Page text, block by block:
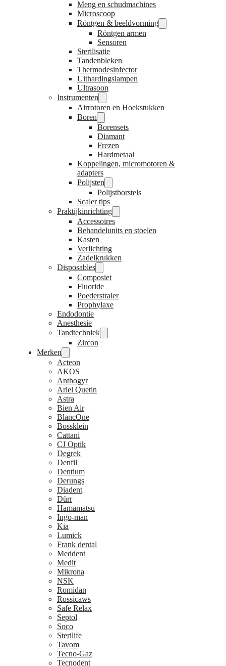
Meng en schudmachines
Microscoop
Röntgen & beeldvorming
Röntgen armen
Sensoren
Sterilisatie
Tandenbleken
Thermodesinfector
Uithardingslampen
Ultrasoon
Instrumenten
Airrotoren en Hoekstukken
Boren
Borensets
Diamant
Frezen
Hardmetaal
Koppelingen, micromotoren &
adapters
Polijsten
Polijstborstels
Scaler tips
Praktijkinrichting
Accessoires
Behandelunits en stoelen
Kasten
Verlichting
Zadelkrukken
Disposables
Composiet
Fluoride
Poederstraler
Prophylaxe
Endodontie
Anesthesie
Tandtechniek
Zircon
Merken
Acteon
AKOS
Anthogyr
Ariel Quetin
Astra
Bien Air
BlancOne
Bossklein
Cattani
CJ Optik
Degrek
Denfil
Dentium
Derungs
Diadent
Dürr
Hamamatsu
Ingo-man
Kia
Lumick
Frank dental
Meddent
Medit
Mikrona
NSK
Romidan
Rossicaws
Safe Relax
Septol
Soco
Sterilife
Tavom
Tecno-Gaz
Tecnodent